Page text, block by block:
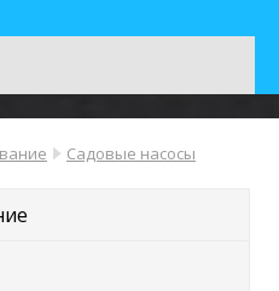
Садовые насосы